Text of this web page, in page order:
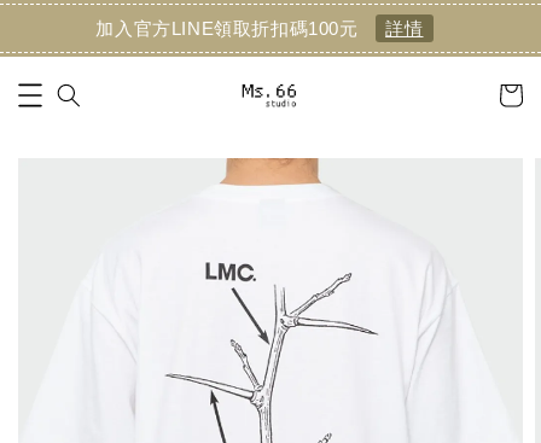
加入官方LINE領取折扣碼100元 詳情